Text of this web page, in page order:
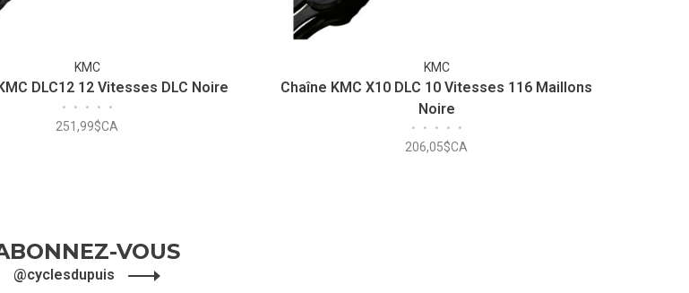
KMC
DLC12 12 Vitesses DLC Noire
• • • • •
251,99$CA
KMC
Chaîne KMC X10 DLC 10 Vitesses 116 Maillons
Noire
• • • • •
206,05$CA
VOUS
@cyclesdupuis